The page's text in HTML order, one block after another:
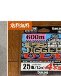
送料無料